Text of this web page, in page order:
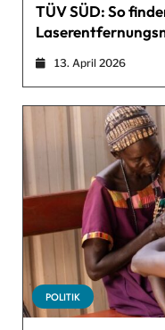
TÜV SÜD: So
13. April 2026
POLITIK